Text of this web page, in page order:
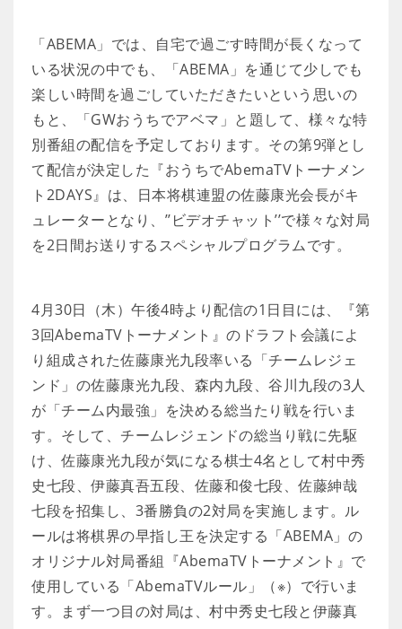
「ABEMA」では、自宅で過ごす時間が長くなって
いる状況の中でも、「ABEMA」を通じて少しでも
楽しい時間を過ごしていただきたいという思いの
もと、「GWおうちでアベマ」と題して、様々な特
別番組の配信を予定しております。その第9弾とし
て配信が決定した『おうちでAbemaTVトーナメン
ト2DAYS』は、日本将棋連盟の佐藤康光会長がキ
ュレーターとなり、’’ビデオチャット’’で様々な対局
を2日間お送りするスペシャルプログラムです。
4月30日（木）午後4時より配信の1日目には、『第
3回AbemaTVトーナメント』のドラフト会議によ
り組成された佐藤康光九段率いる「チームレジェ
ンド」の佐藤康光九段、森内九段、谷川九段の3人
が「チーム内最強」を決める総当たり戦を行いま
す。そして、チームレジェンドの総当り戦に先駆
け、佐藤康光九段が気になる棋士4名として村中秀
史七段、伊藤真吾五段、佐藤和俊七段、佐藤紳哉
七段を招集し、3番勝負の2対局を実施します。ル
ールは将棋界の早指し王を決定する「ABEMA」の
オリジナル対局番組『AbemaTVトーナメント』で
使用している「AbemaTVルール」（※）で行いま
す。まず一つ目の対局は、村中秀史七段と伊藤真